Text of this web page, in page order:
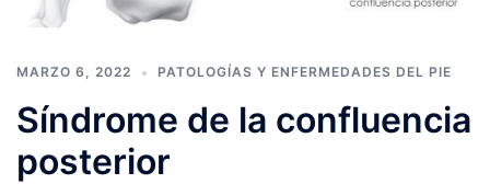
MARZO 6, 2022 PATOLOGÍAS Y ENFERMEDADES DEL PIE
Síndrome de la confluencia
posterior